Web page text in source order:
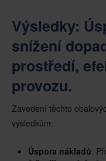
Výsledky:
snížení
prostředí,
provozu.
Zavedení těchto
výsledkům:
Úspora nákladů: